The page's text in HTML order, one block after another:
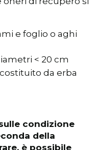
e foglio o aghi
< 20 cm
da erba
condizione
della
è possibile